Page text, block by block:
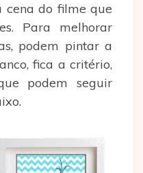
do filme que
Para melhorar
podem pintar a
fica a critério,
podem seguir